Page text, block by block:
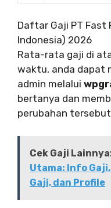
Daftar Gaji PT Fast
Indonesia) 2026
Rata-rata gaji di
waktu, anda dapat
admin melalui
bertanya dan
perubahan
Cek Gaji
Utama: Info
Gaji, dan Profile